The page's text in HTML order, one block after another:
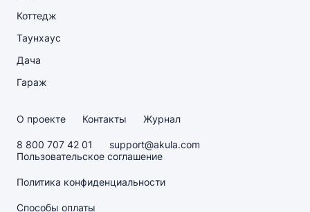
Коттедж
Таунхаус
Дача
Гараж
О проекте Контакты Журнал
8 800 707 42 01
support@akula.com
Пользовательское соглашение
Политика конфиденциальности
Способы оплаты